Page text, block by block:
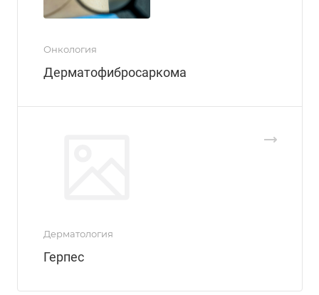
Онкология
Дерматофибросаркома
Дерматология
Герпес